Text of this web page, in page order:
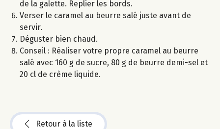
de la galette. Replier les bords.
Verser le caramel au beurre salé juste avant de
servir.
Déguster bien chaud.
Conseil : Réaliser votre propre caramel au beurre
salé avec 160 g de sucre, 80 g de beurre demi-sel et
20 cl de crème liquide.
Retour à la liste